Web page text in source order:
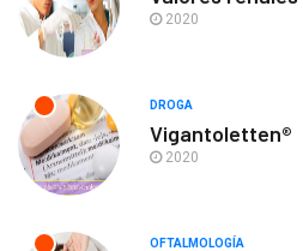
2020
DROGA
Vigantoletten®
2020
OFTALMOLOGÍA